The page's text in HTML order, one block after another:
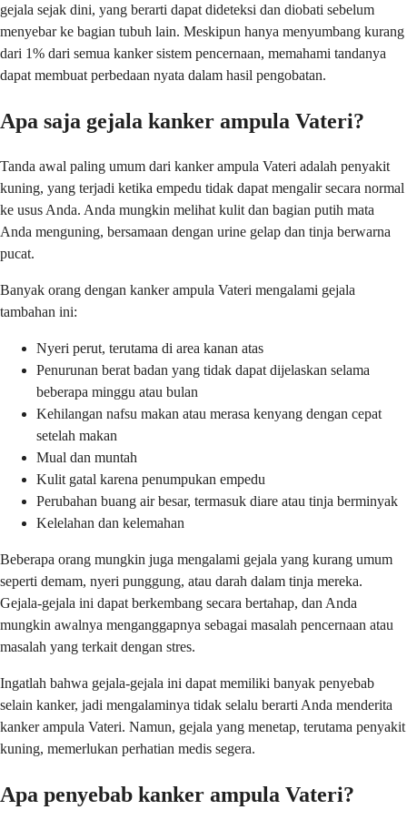
gejala sejak dini, yang berarti dapat dideteksi dan diobati sebelum
menyebar ke bagian tubuh lain. Meskipun hanya menyumbang kurang
dari 1% dari semua kanker sistem pencernaan, memahami tandanya
dapat membuat perbedaan nyata dalam hasil pengobatan.
Apa saja gejala kanker ampula Vateri?
Tanda awal paling umum dari kanker ampula Vateri adalah penyakit
kuning, yang terjadi ketika empedu tidak dapat mengalir secara normal
ke usus Anda. Anda mungkin melihat kulit dan bagian putih mata
Anda menguning, bersamaan dengan urine gelap dan tinja berwarna
pucat.
Banyak orang dengan kanker ampula Vateri mengalami gejala
tambahan ini:
Nyeri perut, terutama di area kanan atas
Penurunan berat badan yang tidak dapat dijelaskan selama
beberapa minggu atau bulan
Kehilangan nafsu makan atau merasa kenyang dengan cepat
setelah makan
Mual dan muntah
Kulit gatal karena penumpukan empedu
Perubahan buang air besar, termasuk diare atau tinja berminyak
Kelelahan dan kelemahan
Beberapa orang mungkin juga mengalami gejala yang kurang umum
seperti demam, nyeri punggung, atau darah dalam tinja mereka.
Gejala-gejala ini dapat berkembang secara bertahap, dan Anda
mungkin awalnya menganggapnya sebagai masalah pencernaan atau
masalah yang terkait dengan stres.
Ingatlah bahwa gejala-gejala ini dapat memiliki banyak penyebab
selain kanker, jadi mengalaminya tidak selalu berarti Anda menderita
kanker ampula Vateri. Namun, gejala yang menetap, terutama penyakit
kuning, memerlukan perhatian medis segera.
Apa penyebab kanker ampula Vateri?